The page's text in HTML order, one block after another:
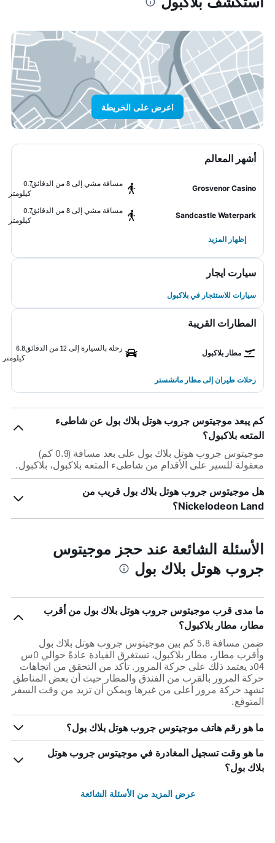
اعرض على الخريطة
أشهر المعالم
Grosvenor Casino
مسافة مشي إلى 8 من الدقائق
0.7
كيلومتر
Sandcastle Waterpark
مسافة مشي إلى 8 من الدقائق
0.7
كيلومتر
إظهار المزيد
سيارت ايجار
سيارات للاستئجار في بلاكبول
المطارات القريبة
مطار بلاكبول
رحلة بالسيارة إلى 12 من الدقائق
6.8
كيلومتر
رحلات طيران إلى مطار مانشستر
كم يبعد موجيتوس جروب هوتل بلاك بول عن شاطىء
المتعه بلاكبول؟
موجيتوس جروب هوتل بلاك بول على بعد مسافة (0.9 كم)
معقولة للسير على الأقدام من شاطىء المتعه بلاكبول، بلاكبول.
هل موجيتوس جروب هوتل بلاك بول قريب من
Nickelodeon Land؟
الأسئلة الشائعة عند حجز موجيتوس
جروب هوتل بلاك بول
ما مدى قرب موجيتوس جروب هوتل بلاك بول من أقرب
مطار، مطار بلاكبول؟
ضمن مسافة 5.8 كم بين موجيتوس جروب هوتل بلاك بول
وأقرب مطار، مطار بلاكبول، تستغرق القيادة عادةً حوالي 0س
04د يعتمد ذلك على حركة المرور. تأكد من التحقق من اتجاهات
حركة المرور بالقرب من الفندق والمطار حيث أن بعض المناطق
تشهد حركة مرور أعلى من غيرها ويمكن أن تزيد من وقت السفر
المتوقع.
ما هو رقم هاتف موجيتوس جروب هوتل بلاك بول؟
ما هو وقت تسجيل المغادرة في موجيتوس جروب هوتل
بلاك بول؟
عرض المزيد من الأسئلة الشائعة